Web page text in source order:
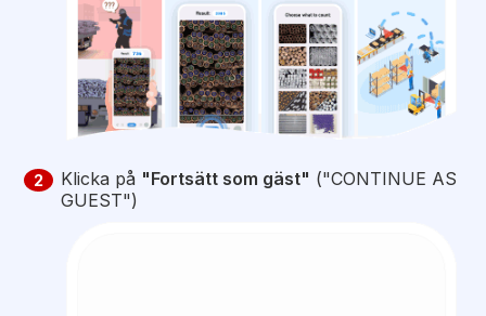
2 Klicka på "Fortsätt som gäst" ("CONTINUE AS
GUEST")